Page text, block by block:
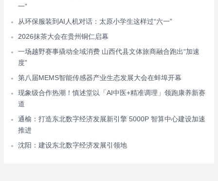
一”
从环保服装到AI人机对话：太原小学生这样过“六一”
2026抹茶大会在贵州铜仁启幕
一场越野赛事撬动全域消费 山西代县文体旅商融合跑出“加速
度”
第八届MEMS智能传感器产业生态发展大会在蚌埠开幕
现象级合作热潮！慎述堂以「AI中医+精准调理」领跑康养新赛
道
通榆：打造东北数字经济发展新引擎 5000P 智算中心建设加速
推进
沈阳：建设东北数字经济发展引领地